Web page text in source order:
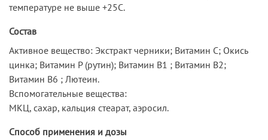
температуре не выше +25C.
Состав
Активное вещество: Экстракт черники; Витамин С; Окись
цинка; Витамин Р (рутин); Витамин В1 ; Витамин В2;
Витамин В6 ; Лютеин.
Вспомогательные вещества:
МКЦ, сахар, кальция стеарат, аэросил.
Способ применения и дозы